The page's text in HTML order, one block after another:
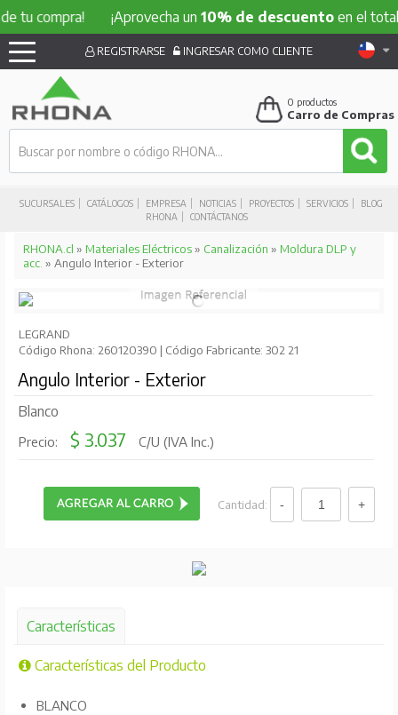
¡Aprovecha un10% de descuentoen el total de tu
SUCURSALES CATÁLOGOS EMPRESA NOTICIAS PROYECTOS SERVICIOS
BLOG
RHONA
CONTÁCTANOS
REGISTRARSE INGRESAR COMO CLIENTE
0 productos
Carro de Compras
RHONA.cl » Materiales Eléctricos» Canalización » Moldura DLP y
acc. » Angulo Interior - Exterior
LEGRAND
Código Rhona: 260120390 | Código Fabricante: 302 21
Angulo Interior - Exterior
Blanco
Precio: $ 3.037 C/U (IVA Inc.)
Cantidad:
Características
Características del Producto
BLANCO